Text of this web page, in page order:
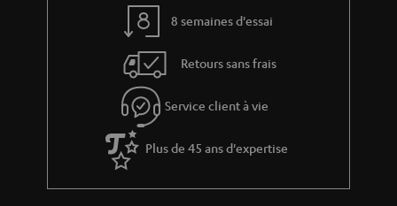
8 semaines d'essai
Retours sans frais
Service client à vie
Plus de 45 ans d'expertise